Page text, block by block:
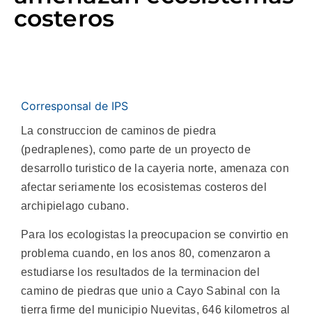
costeros
Corresponsal de IPS
La construccion de caminos de piedra
(pedraplenes), como parte de un proyecto de
desarrollo turistico de la cayeria norte, amenaza con
afectar seriamente los ecosistemas costeros del
archipielago cubano.
Para los ecologistas la preocupacion se convirtio en
problema cuando, en los anos 80, comenzaron a
estudiarse los resultados de la terminacion del
camino de piedras que unio a Cayo Sabinal con la
tierra firme del municipio Nuevitas, 646 kilometros al